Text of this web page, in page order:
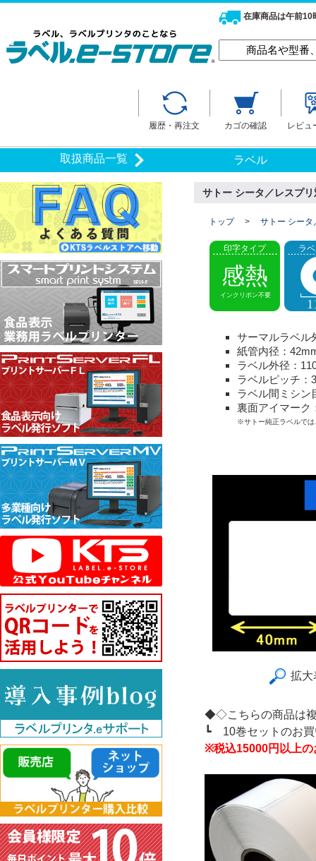
在庫商品は午前10
履歴・再注文 カゴの確認 レビュ
取扱商品一覧 ラベル
サトー シータ／レスプ
拡大
◆◇こちらの商品は
┗ 10巻セットのお
※税込15000円以上の